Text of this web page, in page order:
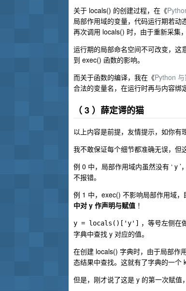
关于 locals() 的创建过程，在《
局部作用域的变量，代码运行期若动
再次调用 locals() 时，由于重新采集
运行期的局部命名空间不可改变，
到 exec() 函数的影响。
而关于函数的编译，我在《Python
合法的变量名，在运行时再与内容绑
（ 3 ）薛定谔的猫
以上内容是前提，友情提示，如你有
我不敢保证每个细节都准确无误，
例 0 中，局部作用域内虽然没有 ‘ y
不报错。
例 1 中，exec() 不影响局部作用域
中对 y 作声明与赋值 ！
y = locals()['y']
，等号左侧在
字典中查找 y 对应的值。
在创建 locals() 字典时，由于局部作
态结果中查找。这就有了字典的一个
但是，刚才说了这是 y 的第一次赋值